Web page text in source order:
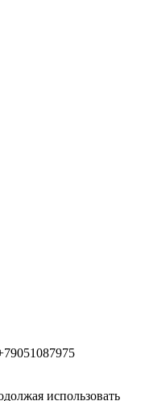
использовать